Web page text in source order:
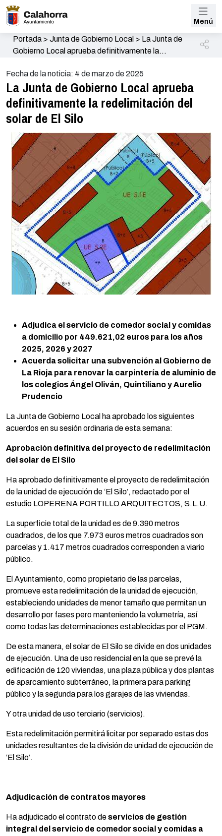
Menú
Portada> Junta de Gobierno Local > La Junta de
Gobierno Local aprueba definitivamente la
Fecha de la noticia: 4 de marzo de 2025
La Junta de Gobierno Local aprueba
definitivamente la redelimitación del
solar de El Silo
Adjudica el servicio de comedor social y comidas
a domicilio por 449.621,02 euros para los años
2025, 2026 y 2027
Acuerda solicitar una subvención al Gobierno de
La Rioja para renovar la carpintería de aluminio de
los colegios Ángel Oliván, Quintiliano y Aurelio
Prudencio
La Junta de Gobierno Local ha aprobado los siguientes
acuerdos en su sesión ordinaria de esta semana:
Aprobación definitiva del proyecto de redelimitación
del solar de El Silo
Ha aprobado definitivamente el proyecto de redelimitación
de la unidad de ejecución de ‘El Silo’, redactado por el
estudio LOPERENA PORTILLO ARQUITECTOS, S.L.U.
La superficie total de la unidad es de 9.390 metros
cuadrados, de los que 7.973 euros metros cuadrados son
parcelas y 1.417 metros cuadrados corresponden a viario
público.
El Ayuntamiento, como propietario de las parcelas,
promueve esta redelimitación de la unidad de ejecución,
estableciendo unidades de menor tamaño que permitan un
desarrollo por fases pero manteniendo la volumetría, así
como todas las determinaciones establecidas por el PGM.
De esta manera, el solar de El Silo se divide en dos unidades
de ejecución. Una de uso residencial en la que se prevé la
edificación de 120 viviendas, una plaza pública y dos plantas
de aparcamiento subterráneo, la primera para parking
público y la segunda para los garajes de las viviendas.
Y otra unidad de uso terciario (servicios).
Esta redelimitación permitirá licitar por separado estas dos
unidades resultantes de la división de unidad de ejecución de
‘El Silo’.
Adjudicación de contratos mayores
Ha adjudicado el contrato deservicios de gestión
integral del servicio de comedor social y comidas a